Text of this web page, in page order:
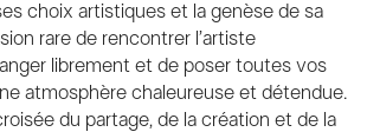
choix artistiques et la genèse de sa
rare de rencontrer l’artiste
librement et de poser toutes vos
atmosphère chaleureuse et détendue.
du partage, de la création et de la